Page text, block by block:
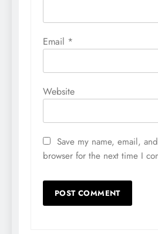
Email *
Website
Save my name, email,
browser for the next time I